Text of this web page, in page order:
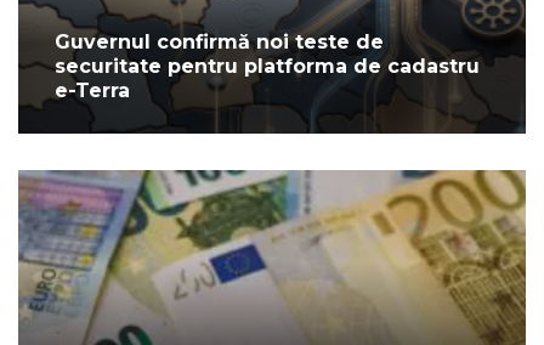
Guvernul confirmă noi teste de
securitate pentru platforma de cadastru
e-Terra